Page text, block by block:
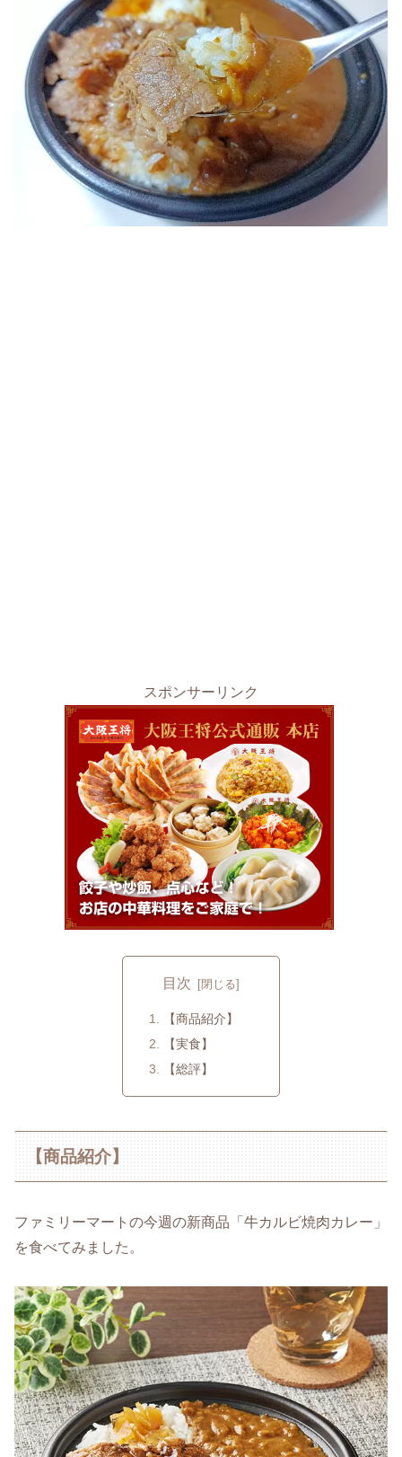
スポンサーリンク
目次
【商品紹介】
【実食】
【総評】
【商品紹介】
ファミリーマートの今週の新商品「牛カルビ焼肉カレー」
を食べてみました。